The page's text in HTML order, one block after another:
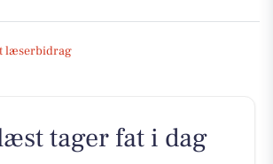
læserbidrag
tager fat i dag